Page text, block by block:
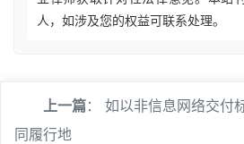
人，如涉及您的权益可联系处理。
上一篇： 如以非信息网络交付
同履行地